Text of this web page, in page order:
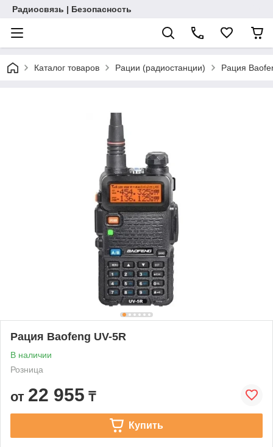
Радиосвязь | Безопасность
Каталог товаров Рации (радиостанции) Рация
Рация Baofeng UV-5R
В наличии
Розница
от 22 955 ₸
Купить